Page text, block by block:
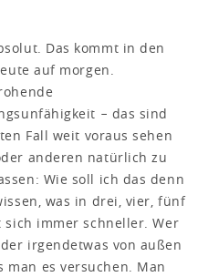
Das kommt in den
auf morgen.
− das sind
Fall weit voraus sehen
anderen natürlich zu
Wie soll ich das denn
was in drei, vier, fünf
sich immer schneller. Wer
irgendetwas von außen
man es versuchen. Man